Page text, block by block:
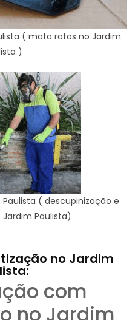
( mata ratos no Jardim
)
( descupinização e
Paulista)
no Jardim
com
no Jardim